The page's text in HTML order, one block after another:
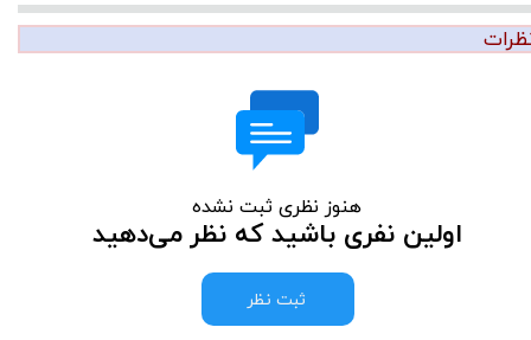
هنوز نظری ثبت نشده
اولین نفری باشید که نظر می‌دهید
ثبت نظر